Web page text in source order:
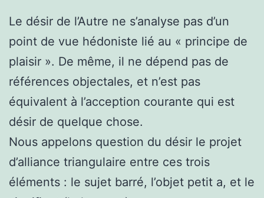
Le désir de l’Autre ne s’analyse pas d’un
point de vue hédoniste lié au « principe de
plaisir ». De même, il ne dépend pas de
références objectales, et n’est pas
équivalent à l’acception courante qui est
désir de quelque chose.
Nous appelons question du désir le projet
d’alliance triangulaire entre ces trois
éléments : le sujet barré, l’objet petit a, et le